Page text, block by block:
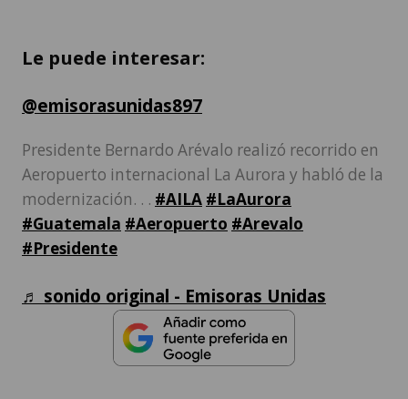
Le puede interesar:
@emisorasunidas897
Presidente Bernardo Arévalo realizó recorrido en
Aeropuerto internacional La Aurora y habló de la
modernización. . . #AILA #LaAurora
#Guatemala #Aeropuerto #Arevalo
#Presidente
♬ sonido original - Emisoras Unidas